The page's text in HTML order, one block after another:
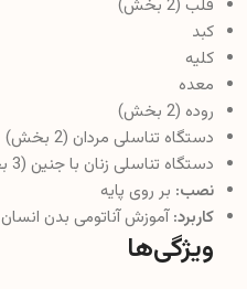
قلب (2 بخش)
کبد
کلیه
معده
روده (2 بخش)
دستگاه تناسلی مردان (2 بخش)
دستگاه تناسلی زنان با جنین (3 بخش)
نصب: بر روی پایه
کاربرد:آموزش آناتومی بدن انسان
ویژگی‌ها